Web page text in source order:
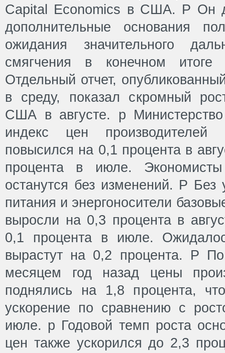
Capital Economics в США. Р Он
дополнительные основания
ожидания значительного
смягчения в конечном
Отдельный отчет,
в среду, показал скромный
США в августе. p
индекс цен
повысился на 0,1 процента в
процента в июле.
останутся без изменений. P Без
питания и энергоносители
выросли на 0,3 процента в
0,1 процента в июле.
вырастут на 0,2 процента. P
месяцем год назад цены
поднялись на 1,8 процента,
ускорение по сравнению с
июле. p Годовой темп роста
цен также ускорился до 2,3